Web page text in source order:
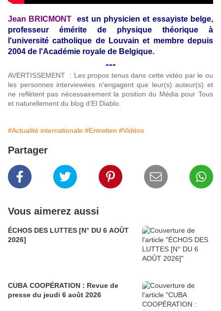
Jean BRICMONT est un physicien et essayiste belge,
professeur émérite de physique théorique à
l'université catholique de Louvain et membre depuis
2004 de l'Académie royale de Belgique.
---
AVERTISSEMENT : Les propos tenus dans cette vidéo par le ou
les personnes interviewées n'engagent que leur(s) auteur(s) et
ne reflètent pas nécessairement la position du Média pour Tous
et naturellement du blog d’El Diablo.
#Actualité internationale #Entretien #Vidéos
Partager
Vous aimerez aussi
ÉCHOS DES LUTTES [N° DU 6 AOÛT
2026]
CUBA COOPÉRATION : Revue de
presse du jeudi 6 août 2026